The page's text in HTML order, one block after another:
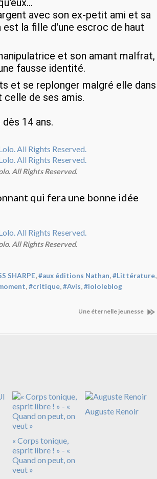
avec son ex-petit ami et sa
la fille d'une escroc de haut
et son amant malfrat,
fausse identité.
et se replonger malgré elle dans
celle de ses amis.
14 ans.
All Rights Reserved.
qui fera une bonne idée
All Rights Reserved.
SHARPE,#aux éditions Nathan,#Littérature,
,#critique,#Avis,#lololeblog
Une éternelle jeunesse
« Corps tonique,
esprit libre ! » - «
Quand on peut, on
veut »
Auguste Renoir